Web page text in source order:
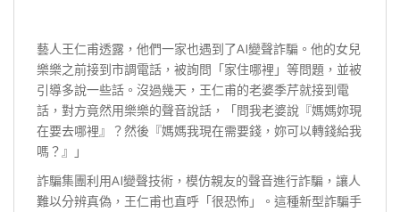
藝人王仁甫透露，他們一家也遇到了AI變聲詐騙。他的女兒
樂樂之前接到市調電話，被詢問「家住哪裡」等問題，並被
引導多說一些話。沒過幾天，王仁甫的老婆季芹就接到電
話，對方竟然用樂樂的聲音說話，「問我老婆說『媽媽妳現
在要去哪裡』？然後『媽媽我現在需要錢，妳可以轉錢給我
嗎？』」
詐騙集團利用AI變聲技術，模仿親友的聲音進行詐騙，讓人
難以分辨真偽，王仁甫也直呼「很恐怖」。這種新型詐騙手